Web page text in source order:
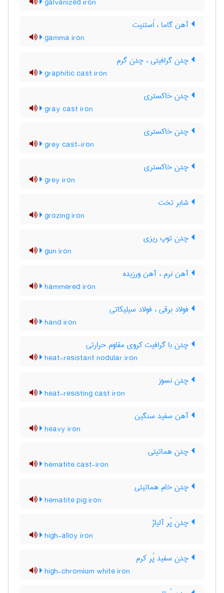
آهن گاما ، اُستنیت
gamma iron
چدن گرافیتی ، چدن گرم
graphitic cast iron
چدن خاکستری
gray cast iron
چدن خاکستری
grey cast-iron
چدن خاکستری
grey iron
شابر تخت
grozing iron
چدن توپ ریزی
gun iron
آهن نرم ، آهن ورزیده
hammered iron
فولاد برقی ، فولاد سیلیکاتی
hand iron
چدن با گرافیت کروی مقاوم حرارتی
heat-resistant nodular iron
چدن نسوز
heat-resisting cast iron
آهن سفید سنگین
heavy iron
چدن هماتیتی
hematite cast-iron
چدن خام هماتیتی
hematite pig iron
چدن پُر آلیاژ
high-alloy iron
چدن سفید پُر کرم
high-chromium white iron